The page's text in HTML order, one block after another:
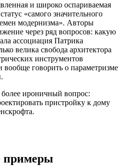
и широко оспариваемая
«самого значительного
модернизма». Авторы
через ряд вопросов: какую
ассоциация Патрика
велика свобода архитектора
инструментов
говорить о параметризме
ироничный вопрос:
пристройку к дому
примеры